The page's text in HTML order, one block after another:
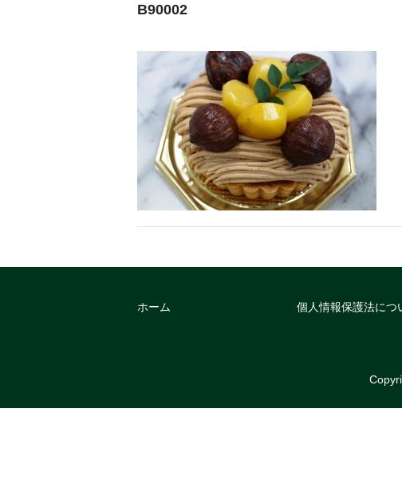
B90002
ホーム 個人情報保護法につ